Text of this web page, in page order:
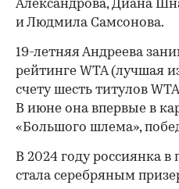
Александрова, Диана
и Людмила Самсонова.
19-летняя Андреева
рейтинге WTA (лучшая
счету шесть титулов
В июне она впервые в
«Большого шлема»,
В 2024 году россиянка
стала серебряным